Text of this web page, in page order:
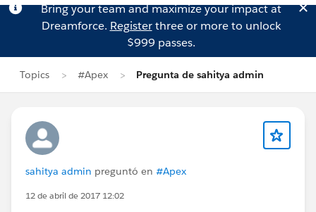
Bring your team and maximize your impact at
Dreamforce. Registerthree or more to unlock
$999 passes.
Topics #Apex Pregunta de sahitya admin
sahitya admin preguntó en #Apex
12 de abril de 2017 12:02